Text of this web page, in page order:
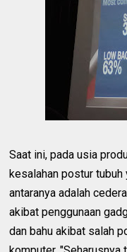
Saat ini, pada usia
kesalahan postur
antaranya adalah
akibat penggunaan
dan bahu akibat salah